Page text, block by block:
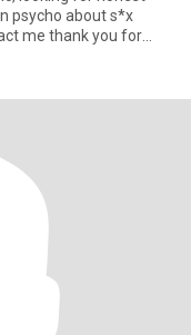
me thank you for